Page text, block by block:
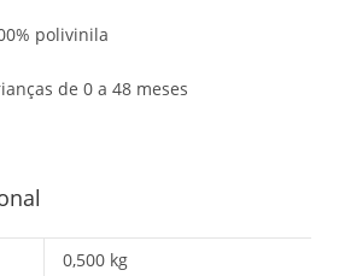
polivinila
de 0 a 48 meses
0,500 kg